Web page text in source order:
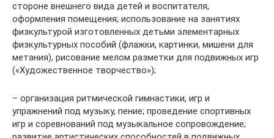
стороне внешнего вида детей и воспитателя,
оформления помещения; использование на занятиях
физкультурой изготовленных детьми элементарных
физкультурных пособий (флажки, картинки, мишени для
метания), рисование мелом разметки для подвижных игр
(«Художественное творчество»);
– организация ритмической гимнастики, игр и
упражнений под музыку, пение; проведение спортивных
игр и соревнований под музыкальное сопровождение;